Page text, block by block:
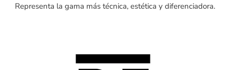
Representa la gama más técnica, estética y diferenciadora.